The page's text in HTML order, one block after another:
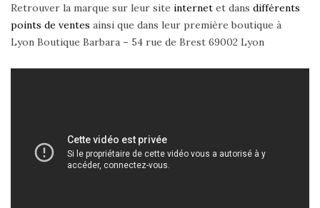
Retrouver la marque sur leur site internet et dans différents
points de ventes ainsi que dans leur première boutique à
Lyon Boutique Barbara – 54 rue de Brest 69002 Lyon